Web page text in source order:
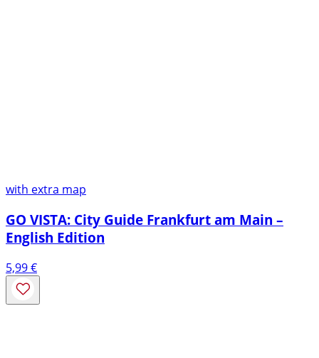
with extra map
GO VISTA: City Guide Frankfurt am Main –
English Edition
5,99€